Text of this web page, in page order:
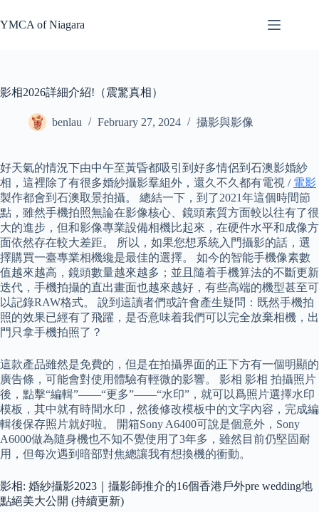
to
content
YMCA of Niagara
影相2026詳細介紹!（震驚真相）
benlau February 27, 2024 攝影與影像
好天氣的情況下由中午至黃昏都吸引到好多情侶到石澳影婚紗
相，這裡除了有很多婚紗攝影羣組外，還久不久都有電視 / 電影
製作都會到石澳取景拍攝。 總結一下，到了2021年這個時間節
點，雖然手機拍照無論在影像核心、鏡頭素質方面較以往有了很
大的進步，但和影像專業設備相機比起來，在硬件水平和成像方
面依然存在較大差距。 所以，如果您想系統入門攝影的話，選
擇購買一臺專業相機纔是最佳的選擇。 如今的智能手機像素數
值越來越高，鏡頭數量越來越多；並且隨着手機算法的不斷更新
迭代，手機拍攝的直出畫面也越來越好，有些高端的機型甚至可
以記錄RAW格式。 說到這讀者們或許會產生疑問：既然手機拍
照的效果已經有了飛躍，是否意味着我們可以完全放棄相機，出
門只拿手機拍照了？
這款產品雖然是免費的，但是在拍攝界面的正下方有一個明顯的
廣告條，可能會對使用體驗有輕微的影響。 影相 影相 拍攝照片
後，點擊“編輯”——“更多”——“水印”，就可以爲照片選擇水印
模板，其中就有時間水印，然後修改模板中的文字內容，完成編
輯後保存照片就好啦。 開箱Sony A6400可說是個意外，Sony
A6000做為隨身機也不知不覺使用了3年多，雖然目前仍堅固耐
用，但每次遇到暗部對焦總讓我有想換機的衝動。
影相: 婚紗攝影2023｜攝影師推介的16個香港戶外pre wedding地
點絕美大公開 (持續更新)